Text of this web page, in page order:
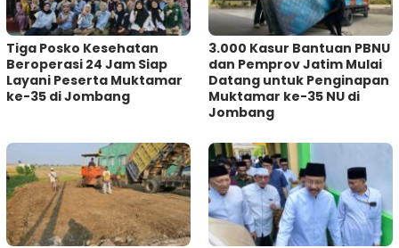
Tiga Posko Kesehatan
Beroperasi 24 Jam Siap
Layani Peserta Muktamar
ke-35 di Jombang
3.000 Kasur Bantuan PBNU
dan Pemprov Jatim Mulai
Datang untuk Penginapan
Muktamar ke-35 NU di
Jombang